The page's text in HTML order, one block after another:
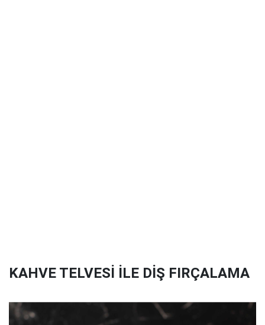
KAHVE TELVESİ İLE DİŞ FIRÇALAMA